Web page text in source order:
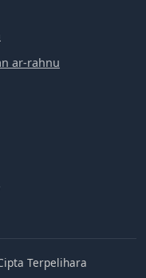
ar-rahnu
Terpelihara